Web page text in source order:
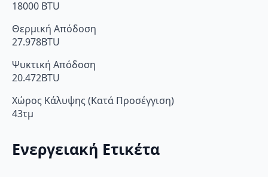
18000 BTU
Θερμική Απόδοση
27.978BTU
Ψυκτική Απόδοση
20.472BTU
Χώρος Κάλυψης (Κατά Προσέγγιση)
43τμ
Ενεργειακή Ετικέτα